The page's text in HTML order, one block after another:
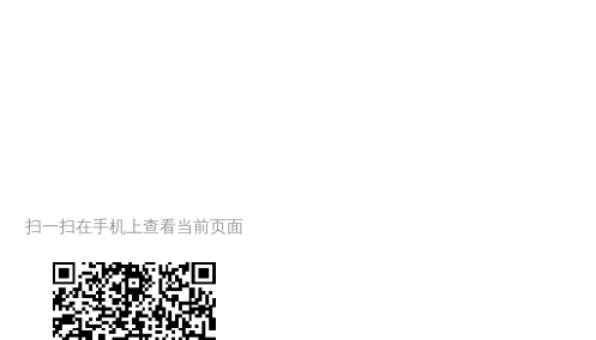
扫一扫在手机上查看当前页面